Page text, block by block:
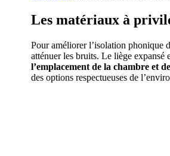
Les matériaux à
Pour améliorer l’isolation phonique
atténuer les bruits. Le liège expansé
l’emplacement de la chambre et
des options respectueuses de